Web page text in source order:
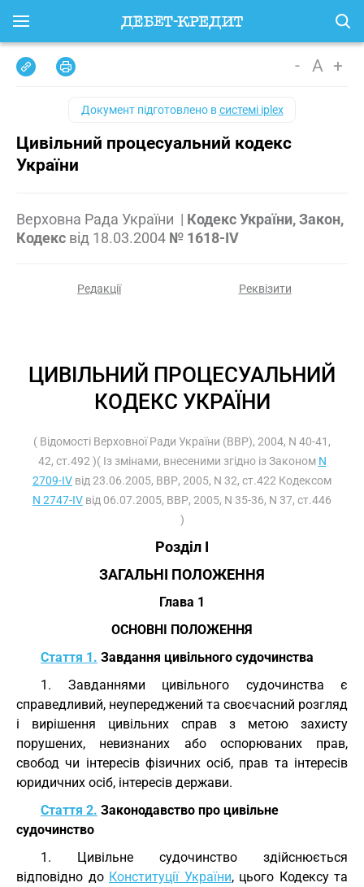
- A +
Документ підготовлено всистемі iplex
Цивільний процесуальний кодекс
України
Верховна Рада України | Кодекс України, Закон,
Кодекс від 18.03.2004 № 1618-IV
Редакції Реквізити
ЦИВІЛЬНИЙ ПРОЦЕСУАЛЬНИЙ
КОДЕКС УКРАЇНИ
( Відомості Верховної Ради України (ВВР), 2004, N 40-41,
42, ст.492 )( Із змінами, внесеними згідно із Законом N
2709-IV від 23.06.2005, ВВР, 2005, N 32, ст.422 Кодексом
N 2747-IV від 06.07.2005, ВВР, 2005, N 35-36, N 37, ст.446
)
Розділ I
ЗАГАЛЬНІ ПОЛОЖЕННЯ
Глава 1
ОСНОВНІ ПОЛОЖЕННЯ
Стаття 1. Завдання цивільного судочинства
1. Завданнями цивільного судочинства є
справедливий, неупереджений та своєчасний розгляд
і вирішення цивільних справ з метою захисту
порушених, невизнаних або оспорюваних прав,
свобод чи інтересів фізичних осіб, прав та інтересів
юридичних осіб, інтересів держави.
Стаття 2. Законодавство про цивільне
судочинство
1. Цивільне судочинство здійснюється
відповідно до Конституції України, цього Кодексу та